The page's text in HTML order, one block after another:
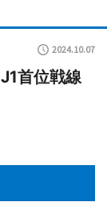
2024.10.07
首位戦線